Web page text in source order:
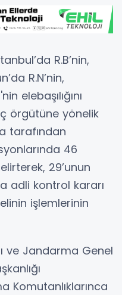
R.B’nin,
R.N’nin,
elebaşılığını
örgütüne yönelik
tarafından
46
29’unun
adli kontrol kararı
işlemlerinin
ve Jandarma Genel
Komutanlıklarınca